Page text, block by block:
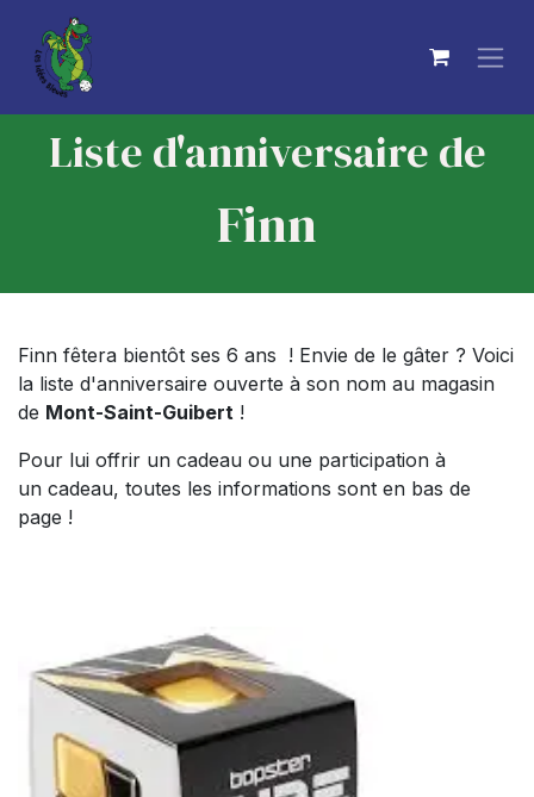
Se rendre au contenu
Liste d'anniversaire de
Finn
Finn fêtera bientôt ses 6 ans ! Envie de le gâter ? Voici
la liste d'anniversaire ouverte à son nom au magasin
de Mont-Saint-Guibert !
Pour lui offrir un cadeau ou une participation à
un cadeau, toutes les informations sont en bas de
page !